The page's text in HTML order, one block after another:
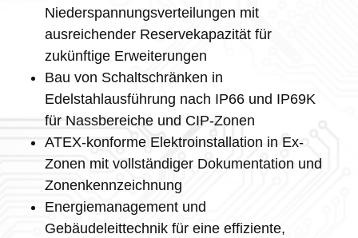
Niederspannungsverteilungen mit
ausreichender Reservekapazität für
zukünftige Erweiterungen
Bau von Schaltschränken in
Edelstahlausführung nach IP66 und IP69K
für Nassbereiche und CIP-Zonen
ATEX-konforme Elektroinstallation in Ex-
Zonen mit vollständiger Dokumentation und
Zonenkennzeichnung
Energiemanagement und
Gebäudeleittechnik für eine effiziente,